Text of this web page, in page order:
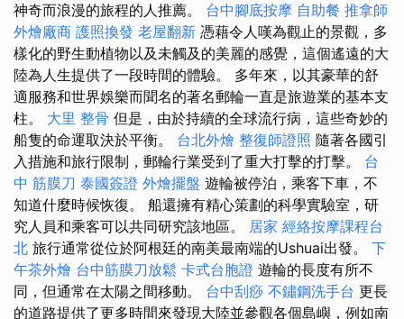
神奇而浪漫的旅程的人推薦。 台中腳底按摩 自助餐 推拿師
外燴廠商 護照換發 老屋翻新 憑藉令人嘆為觀止的景觀，多
樣化的野生動植物以及未觸及的美麗的感覺，這個遙遠的大
陸為人生提供了一段時間的體驗。 多年來，以其豪華的舒
適服務和世界娛樂而聞名的著名郵輪一直是旅遊業的基本支
柱。 大里 整骨 但是，由於持續的全球流行病，這些奇妙的
船隻的命運取決於平衡。 台北外燴 整復師證照 隨著各國引
入措施和旅行限制，郵輪行業受到了重大打擊的打擊。 台
中 筋膜刀 泰國簽證 外燴擺盤 遊輪被停泊，乘客下車，不
知道什麼時候恢復。 船還擁有精心策劃的科學實驗室，研
究人員和乘客可以共同研究該地區。 居家 經絡按摩課程台
北 旅行通常從位於阿根廷的南美最南端的Ushuai出發。 下
午茶外燴 台中筋膜刀放鬆 卡式台胞證 遊輪的長度有所不
同，但通常在太陽之間移動。 台中刮痧 不鏽鋼洗手台 更長
的道路提供了更多時間來發現大陸並參觀各個島嶼，例如南